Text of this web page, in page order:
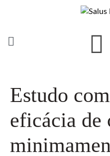
Estudo
eficácia de